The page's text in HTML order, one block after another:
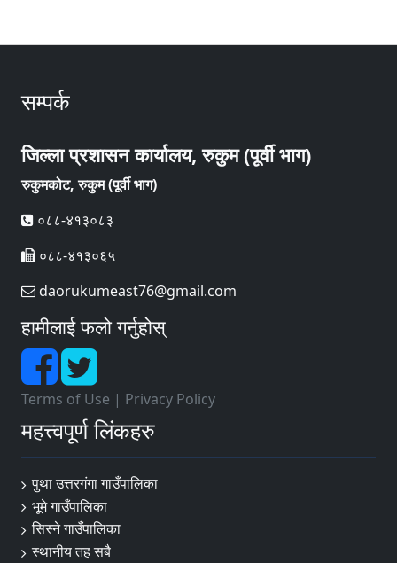
सम्पर्क
जिल्ला प्रशासन कार्यालय, रुकुम (पूर्वी भाग)
रुकुमकोट, रुकुम (पूर्वी भाग)
०८८-४१३०८३
०८८-४१३०६५
daorukumeast76@gmail.com
हामीलाई फलो गर्नुहोस्
Terms of Use | Privacy Policy
महत्त्वपूर्ण लिंकहरु
पुथा उत्तरगंगा गाउँपालिका
भूमे गाउँपालिका
सिस्ने गाउँपालिका
स्थानीय तह सबै